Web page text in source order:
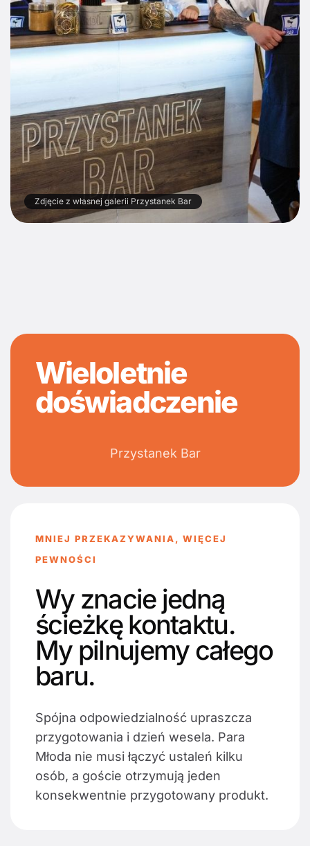
Zdjęcie z własnej galerii Przystanek Bar
Wieloletnie
doświadczenie
Przystanek Bar
MNIEJ PRZEKAZYWANIA, WIĘCEJ
PEWNOŚCI
Wy znacie jedną
ścieżkę kontaktu.
My pilnujemy całego
baru.
Spójna odpowiedzialność upraszcza
przygotowania i dzień wesela. Para
Młoda nie musi łączyć ustaleń kilku
osób, a goście otrzymują jeden
konsekwentnie przygotowany produkt.